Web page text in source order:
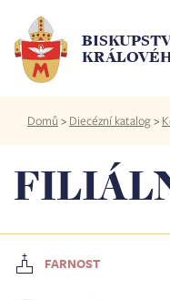
hlavnímu
obsahu
Domů > Diecézní katalog>
FARNOST